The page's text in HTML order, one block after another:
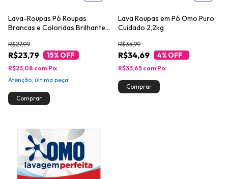
Lava-Roupas Pó Roupas
Brancas e Coloridas Brilhante
Tamanho Família
R$23,79
R$27,99
15% OFF
R$23,08 com Pix
Atenção, última peça!
Lava Roupas em Pó Omo Puro
Cuidado 2,2kg
R$34,69
R$35,99
4% OFF
R$33,65 com Pix